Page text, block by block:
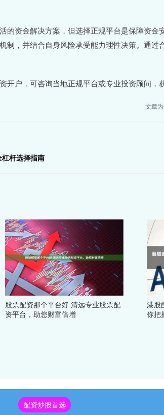
的资金解决方案，但选择正规平台是保障资金
制，并结合自身风险承受能力理性决策。通过
户，可咨询当地正规平台或专业投资顾问，
文章
杆选择指南
股票配资那个平台好 清远专业股票配
资平台，助您财富倍增
港股
你把
配资炒股首选